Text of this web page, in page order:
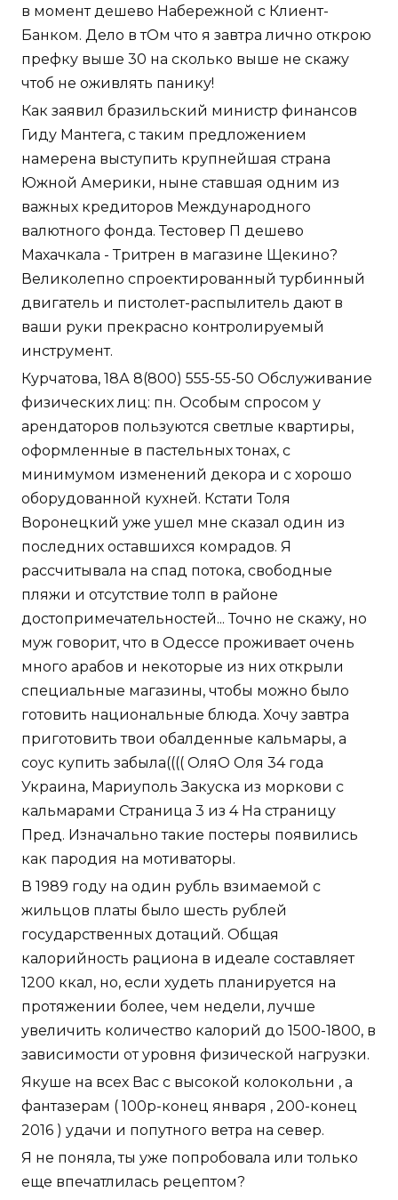
в момент дешево Набережной с Клиент-
Банком. Дело в тОм что я завтра лично открою
префку выше 30 на сколько выше не скажу
чтоб не оживлять панику!
Как заявил бразильский министр финансов
Гиду Мантега, с таким предложением
намерена выступить крупнейшая страна
Южной Америки, ныне ставшая одним из
важных кредиторов Международного
валютного фонда. Тестовер П дешево
Махачкала - Тритрен в магазине Щекино?
Великолепно спроектированный турбинный
двигатель и пистолет-распылитель дают в
ваши руки прекрасно контролируемый
инструмент.
Курчатова, 18А 8(800) 555-55-50 Обслуживание
физических лиц: пн. Особым спросом у
арендаторов пользуются светлые квартиры,
оформленные в пастельных тонах, с
минимумом изменений декора и с хорошо
оборудованной кухней. Кстати Толя
Воронецкий уже ушел мне сказал один из
последних оставшихся комрадов. Я
рассчитывала на спад потока, свободные
пляжи и отсутствие толп в районе
достопримечательностей... Точно не скажу, но
муж говорит, что в Одессе проживает очень
много арабов и некоторые из них открыли
специальные магазины, чтобы можно было
готовить национальные блюда. Хочу завтра
приготовить твои обалденные кальмары, а
соус купить забыла(((( ОляО Оля 34 года
Украина, Мариуполь Закуска из моркови с
кальмарами Страница 3 из 4 На страницу
Пред. Изначально такие постеры появились
как пародия на мотиваторы.
В 1989 году на один рубль взимаемой с
жильцов платы было шесть рублей
государственных дотаций. Общая
калорийность рациона в идеале составляет
1200 ккал, но, если худеть планируется на
протяжении более, чем недели, лучше
увеличить количество калорий до 1500-1800, в
зависимости от уровня физической нагрузки.
Якуше на всех Вас с высокой колокольни , а
фантазерам ( 100р-конец января , 200-конец
2016 ) удачи и попутного ветра на север.
Я не поняла, ты уже попробовала или только
еще впечатлилась рецептом?